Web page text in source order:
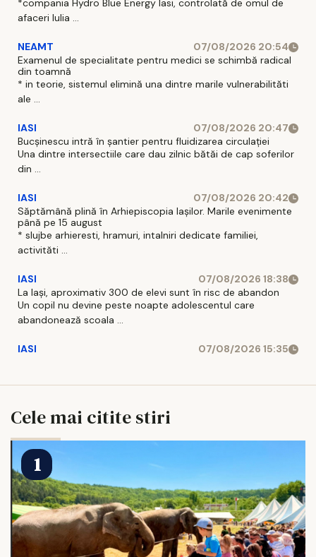
*compania Hydro Blue Energy Iasi, controlată de omul de
afaceri Iulia ...
NEAMT
07/08/2026 20:54
Examenul de specialitate pentru medici se schimbă radical
din toamnă
* in teorie, sistemul elimină una dintre marile vulnerabilităti
ale ...
IASI
07/08/2026 20:47
Bucșinescu intră în șantier pentru fluidizarea circulației
Una dintre intersectiile care dau zilnic bătăi de cap soferilor
din ...
IASI
07/08/2026 20:42
Săptămână plină în Arhiepiscopia Iașilor. Marile evenimente
până pe 15 august
* slujbe arhieresti, hramuri, intalniri dedicate familiei,
activităti ...
IASI
07/08/2026 18:38
La Iași, aproximativ 300 de elevi sunt în risc de abandon
Un copil nu devine peste noapte adolescentul care
abandonează scoala ...
IASI 07/08/2026 15:35
Cele mai citite stiri